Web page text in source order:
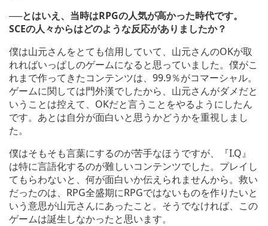
──とはいえ、当時はRPGの人気が高かった時代です。
SCEの人々からはどのような反応がありましたか？
僕は山元さんをとても信用していて、山元さんのOKが取
れればいっぱしのゲームになると思っていました。僕がこ
れまで作ってきたコンテンツは、99.9％がコマーシャル。
ゲームに関しては門外漢でしたから、山元さんがダメだと
いうことは控えて、OKだと言うことをやるようにしたん
です。あとは自分が面白いと思うかどうかを重視しまし
た。
僕はそもそも言葉にするのが苦手なほうですが、『I.Q』
は特に言語化するのが難しいコンテンツでした。プレイし
てもらわないと、何が面白いか伝えられませんから。救い
だったのは、RPG全盛期にRPGではないものを作りたいと
いう意思が山元さんにあったこと。そうでなければ、この
ゲームは誕生しなかったと思います。